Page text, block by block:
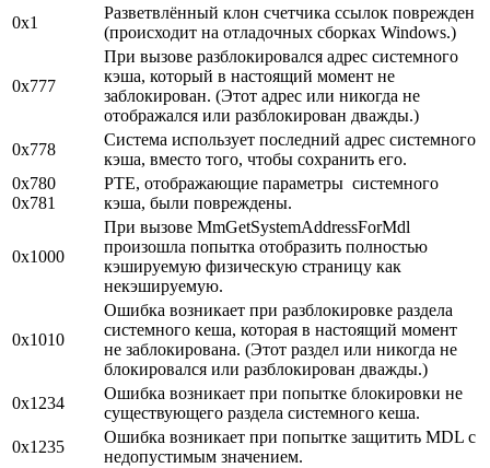
0x1
Разветвлённый клон счетчика ссылок поврежден
(происходит на отладочных сборках Windows.)
0x777
При вызове разблокировался адрес системного
кэша, который в настоящий момент не
заблокирован. (Этот адрес или никогда не
отображался или разблокирован дважды.)
0x778
Система использует последний адрес системного
кэша, вместо того, чтобы сохранить его.
0x780
0x781
PTE, отображающие параметры системного
кэша, были повреждены.
0x1000
При вызове MmGetSystemAddressForMdl
произошла попытка отобразить полностью
кэшируемую физическую страницу как
некэшируемую.
0x1010
Ошибка возникает при разблокировке раздела
системного кеша, которая в настоящий момент
не заблокирована. (Этот раздел или никогда не
блокировался или разблокирован дважды.)
0x1234
Ошибка возникает при попытке блокировки не
существующего раздела системного кеша.
0x1235
Ошибка возникает при попытке защитить MDL с
недопустимым значением.